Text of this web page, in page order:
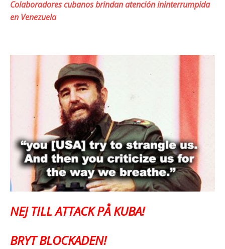
Colaboradores cubanos brindan atención ininterrumpida
en Venezuela
NEJ TILL ATTACK PÅ KUBA!
BRYT BLOCKADEN!